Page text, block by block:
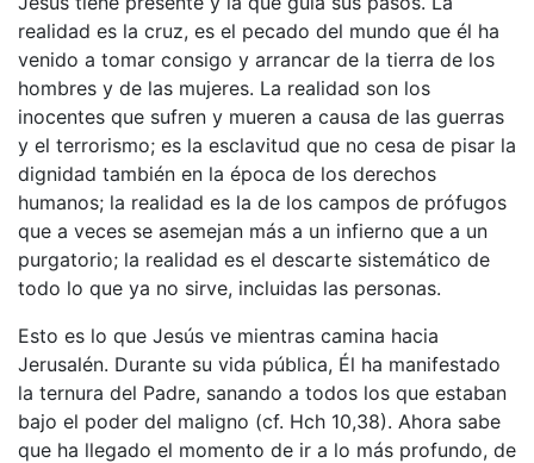
realidad es la cruz, es el pecado del mundo que él ha
venido a tomar consigo y arrancar de la tierra de los
hombres y de las mujeres. La realidad son los
inocentes que sufren y mueren a causa de las guerras
y el terrorismo; es la esclavitud que no cesa de pisar la
dignidad también en la época de los derechos
humanos; la realidad es la de los campos de prófugos
que a veces se asemejan más a un infierno que a un
purgatorio; la realidad es el descarte sistemático de
todo lo que ya no sirve, incluidas las personas.
Esto es lo que Jesús ve mientras camina hacia
Jerusalén. Durante su vida pública, Él ha manifestado
la ternura del Padre, sanando a todos los que estaban
bajo el poder del maligno (cf. Hch 10,38). Ahora sabe
que ha llegado el momento de ir a lo más profundo, de